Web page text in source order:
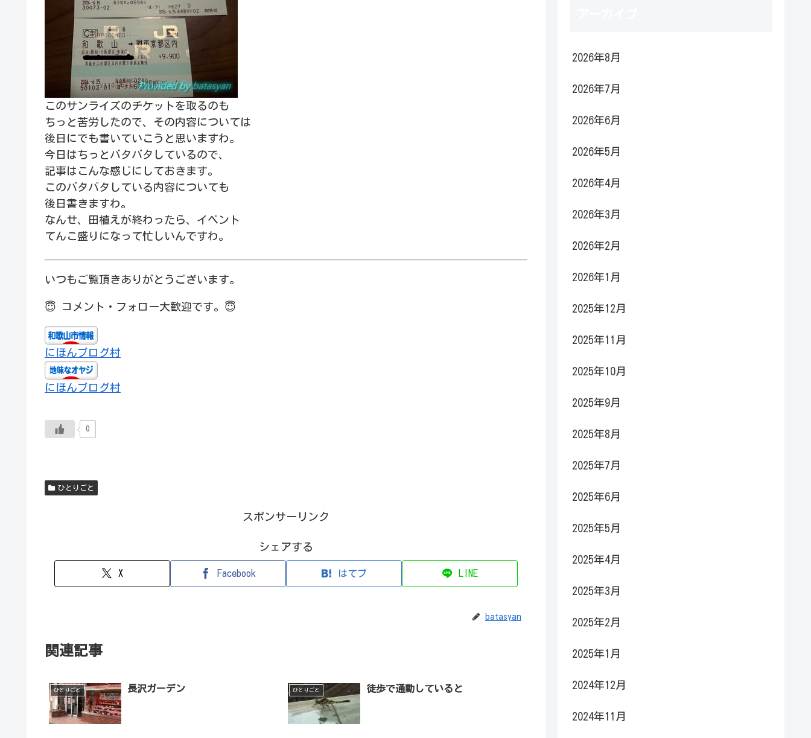
このサンライズのチケットを取るのも
ちっと苦労したので、その内容については
後日にでも書いていこうと思いますわ。
今日はちっとバタバタしているので、
記事はこんな感じにしておきます。
このバタバタしている内容についても
後日書きますわ。
なんせ、田植えが終わったら、イベント
てんこ盛りになって忙しいんですわ。
いつもご覧頂きありがとうございます。
😇 コメント・フォロー大歓迎です。 😇
にほんブログ村
にほんブログ村
0
ひとりごと
スポンサーリンク
シェアする
X Facebook はてブ LINE
batasyan
関連記事
ひとりごと 長沢ガーデン ひとりごと 徒歩で通勤していると
2026年8月
2026年7月
2026年6月
2026年5月
2026年4月
2026年3月
2026年2月
2026年1月
2025年12月
2025年11月
2025年10月
2025年9月
2025年8月
2025年7月
2025年6月
2025年5月
2025年4月
2025年3月
2025年2月
2025年1月
2024年12月
2024年11月